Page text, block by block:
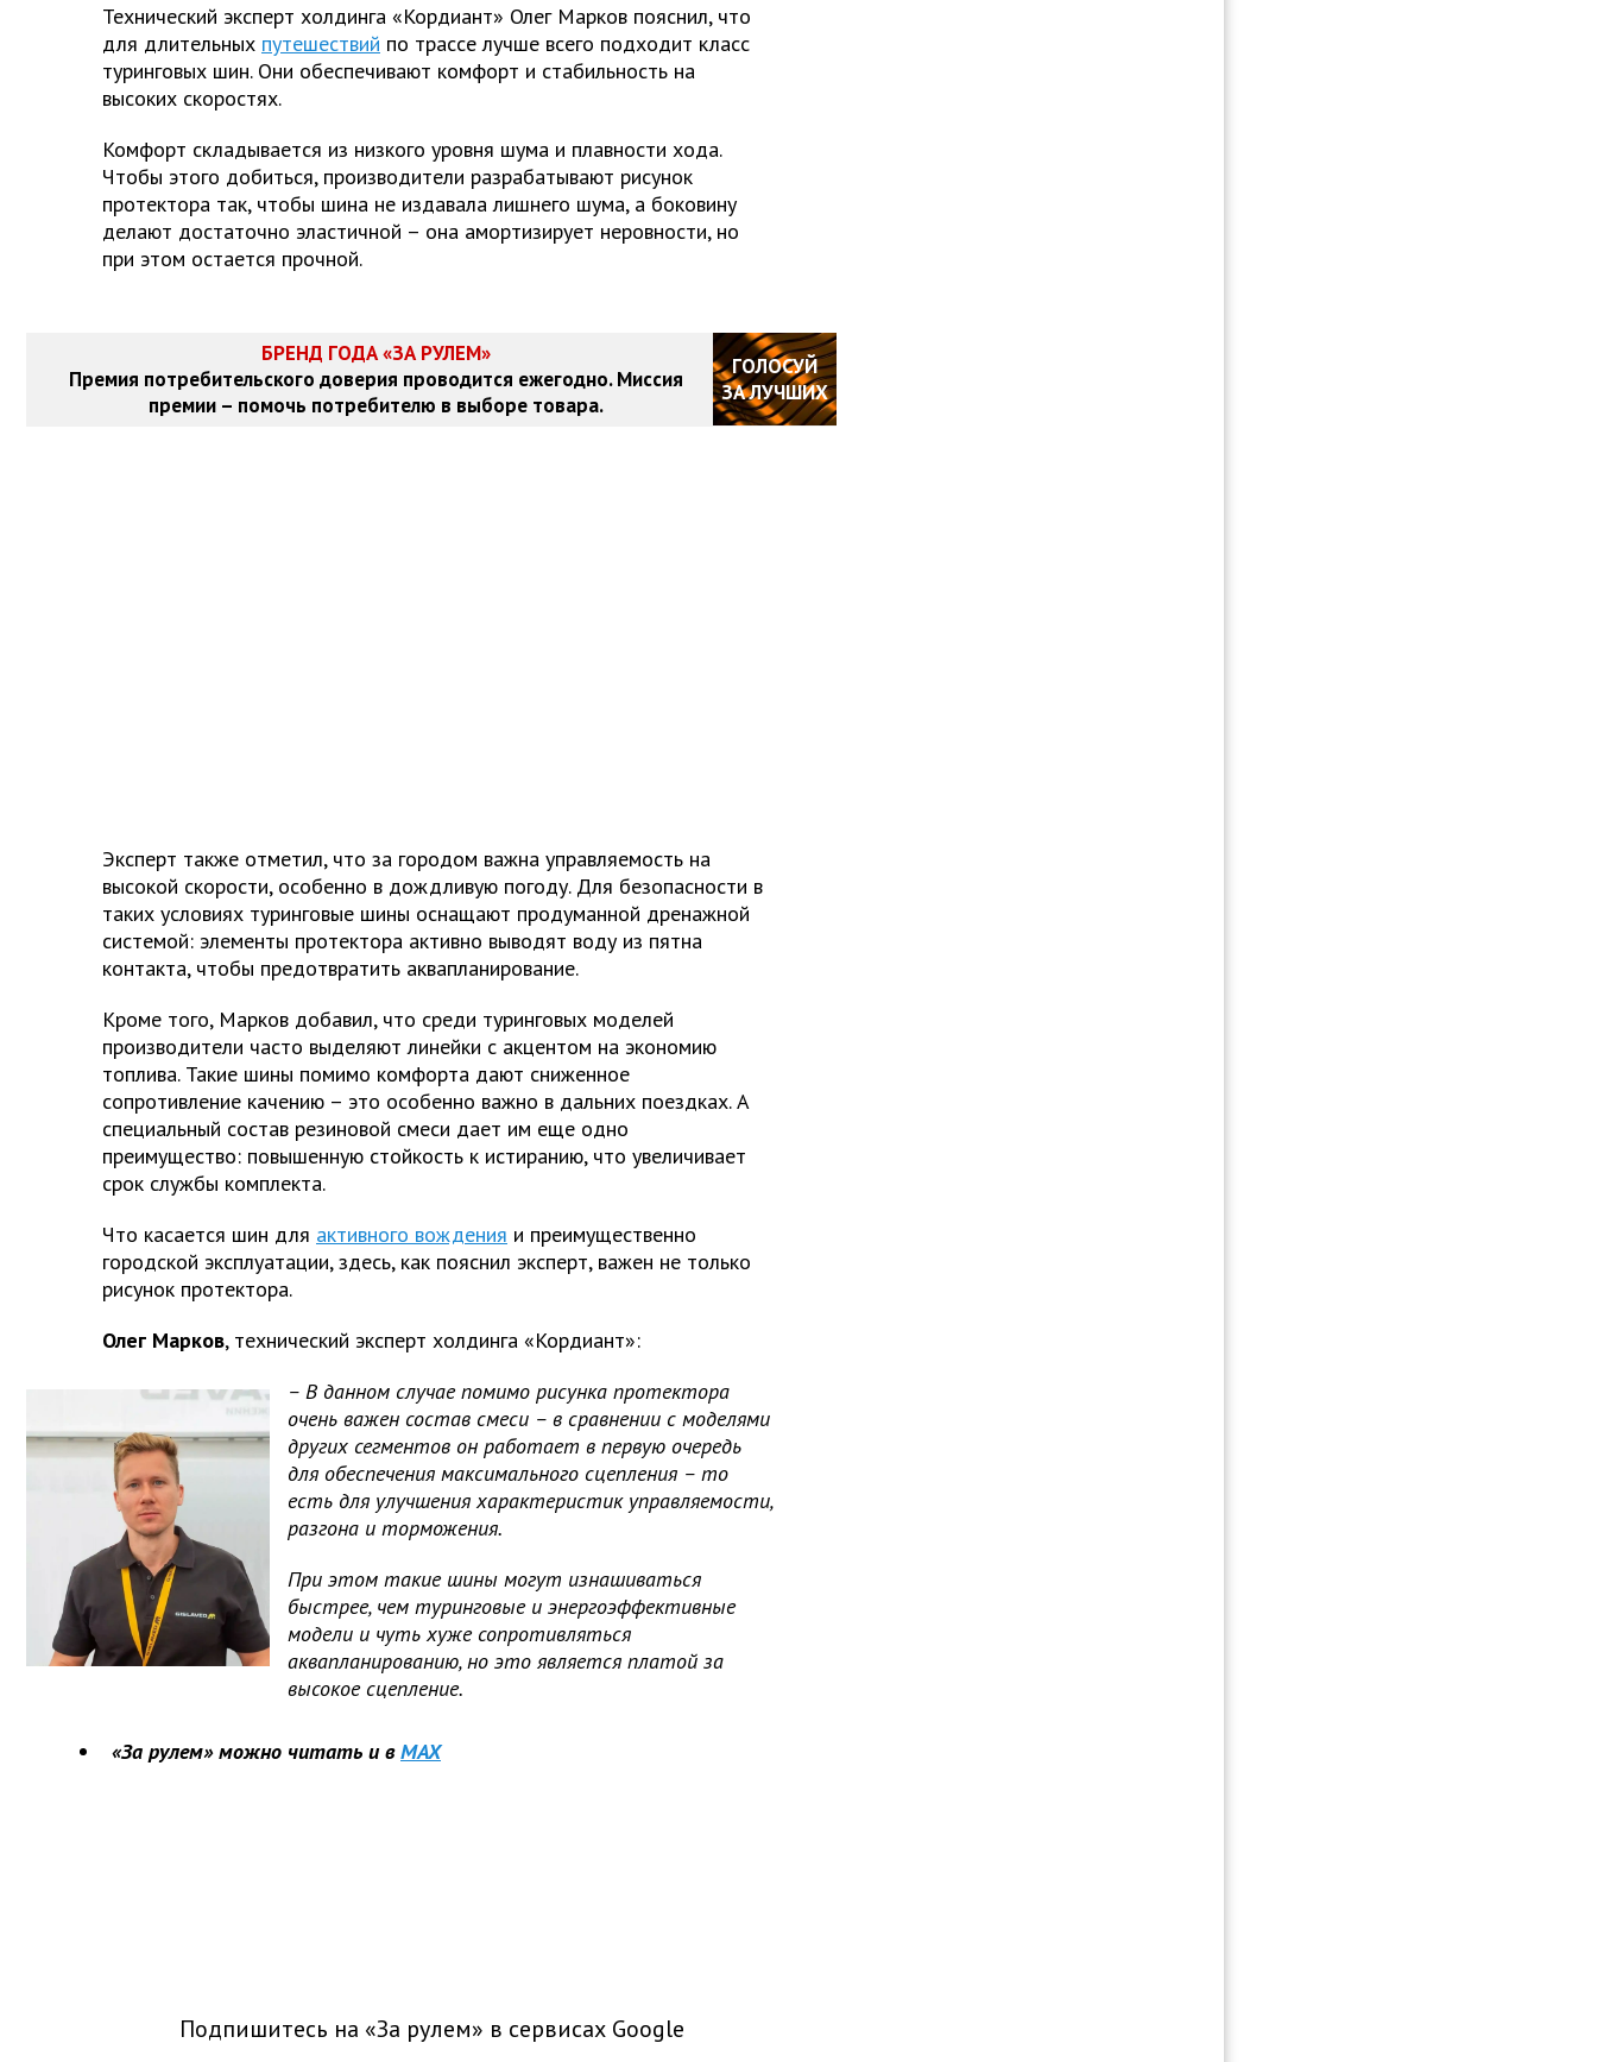
Технический эксперт холдинга «Кордиант» Олег Марков пояснил, что
для длительных путешествий по трассе лучше всего подходит класс
туринговых шин. Они обеспечивают комфорт и стабильность на
высоких скоростях.
Комфорт складывается из низкого уровня шума и плавности хода.
Чтобы этого добиться, производители разрабатывают рисунок
протектора так, чтобы шина не издавала лишнего шума, а боковину
делают достаточно эластичной – она амортизирует неровности, но
при этом остается прочной.
БРЕНД ГОДА «ЗА РУЛЕМ»
Премия потребительского доверия проводится ежегодно. Миссия
премии – помочь потребителю в выборе товара.
ГОЛОСУЙ
ЗА ЛУЧШИХ
Эксперт также отметил, что за городом важна управляемость на
высокой скорости, особенно в дождливую погоду. Для безопасности в
таких условиях туринговые шины оснащают продуманной дренажной
системой: элементы протектора активно выводят воду из пятна
контакта, чтобы предотвратить аквапланирование.
Кроме того, Марков добавил, что среди туринговых моделей
производители часто выделяют линейки с акцентом на экономию
топлива. Такие шины помимо комфорта дают сниженное
сопротивление качению – это особенно важно в дальних поездках. А
специальный состав резиновой смеси дает им еще одно
преимущество: повышенную стойкость к истиранию, что увеличивает
срок службы комплекта.
Что касается шин для активного вождения и преимущественно
городской эксплуатации, здесь, как пояснил эксперт, важен не только
рисунок протектора.
Олег Марков, технический эксперт холдинга «Кордиант»:
– В данном случае помимо рисунка протектора
очень важен состав смеси – в сравнении с моделями
других сегментов он работает в первую очередь
для обеспечения максимального сцепления – то
есть для улучшения характеристик управляемости,
разгона и торможения.
При этом такие шины могут изнашиваться
быстрее, чем туринговые и энергоэффективные
модели и чуть хуже сопротивляться
аквапланированию, но это является платой за
высокое сцепление.
«За рулем» можно читать и в MAX
Подпишитесь на «За рулем» в сервисах Google